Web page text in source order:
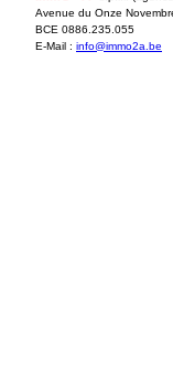
Avenue du Onze
BCE 0886.235.055
E-Mail : info@immo2a.be